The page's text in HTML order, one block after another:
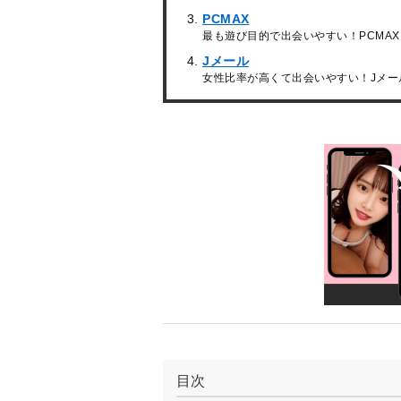
PCMAX
最も遊び目的で出会いやすい！PCMAX
Jメール
女性比率が高くて出会いやすい！Jメー
目次